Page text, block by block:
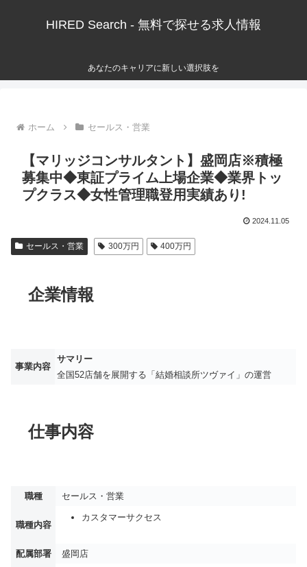
HIRED Search - 無料で探せる求人情報
あなたのキャリアに新しい選択肢を
ホーム セールス・営業
【マリッジコンサルタント】盛岡店※積極
募集中◆東証プライム上場企業◆業界トッ
プクラス◆女性管理職登用実績あり!
2024.11.05
セールス・営業 300万円 400万円
企業情報
事業内容
サマリー
全国52店舗を展開する「結婚相談所ツヴァイ」の運営
仕事内容
職種 セールス・営業
職種内容
カスタマーサクセス
配属部署
盛岡店